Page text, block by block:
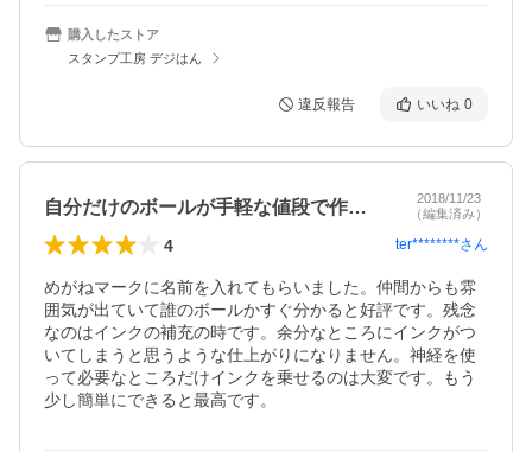
購入したストア
スタンプ工房 デジはん
違反報告 いいね 0
自分だけのボールが手軽な値段で作れます。
2018/11/23
（編集済み）
4 ter********さん
めがねマークに名前を入れてもらいました。仲間からも雰
囲気が出ていて誰のボールかすぐ分かると好評です。残念
なのはインクの補充の時です。余分なところにインクがつ
いてしまうと思うような仕上がりになりません。神経を使
って必要なところだけインクを乗せるのは大変です。もう
少し簡単にできると最高です。